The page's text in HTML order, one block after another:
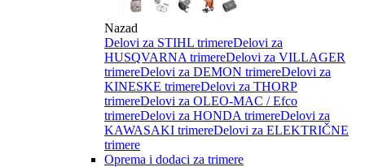
Nazad
Delovi za STIHL trimereDelovi za
HUSQVARNA trimereDelovi za VILLAGER
trimereDelovi za DEMON trimereDelovi za
KINESKE trimereDelovi za THORP
trimereDelovi za OLEO-MAC / Efco
trimereDelovi za HONDA trimereDelovi za
KAWASAKI trimereDelovi za ELEKTRIČNE
trimere
Oprema i dodaci za trimere